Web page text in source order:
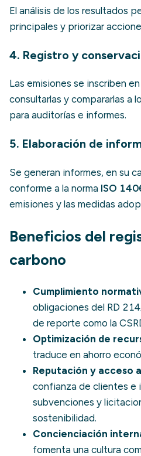
El análisis de los resultados
principales y priorizar
4. Registro y
Las emisiones se inscriben
consultarlas y compararlas a
para auditorías e informes.
5. Elaboración de
Se generan informes, en su
conforme a la norma ISO
emisiones y las medidas
Beneficios del
carbono
Cumplimiento
obligaciones del RD
de reporte como la
Optimización de
traduce en ahorro
Reputación y acceso
confianza de clientes e
subvenciones y
sostenibilidad.
Concienciación
fomenta una cultura